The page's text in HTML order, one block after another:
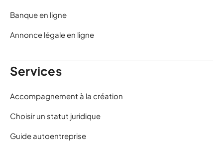
Banque en ligne
Annonce légale en ligne
Services
Accompagnement à la création
Choisir un statut juridique
Guide autoentreprise